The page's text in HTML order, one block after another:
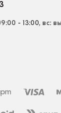
- 13:00, вс: